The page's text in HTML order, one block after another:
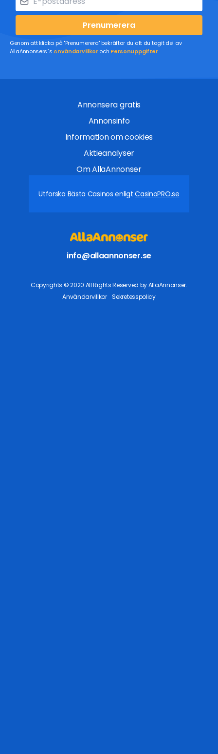
Prenumerera
Genom att klicka på "Prenumerera" bekräftar du att du tagit del av
AllaAnnonsers´sAnvändarvillkoroch Personuppgifter
Annonsera gratis
Annonsinfo
Information om cookies
Aktieanalyser
Om AllaAnnonser
Utforska Bästa Casinos enligtCasinoPRO.se
info@allaannonser.se
Copyrights © 2020 All Rights Reserved by AllaAnnonser.
Användarvillkor
Sekretesspolicy